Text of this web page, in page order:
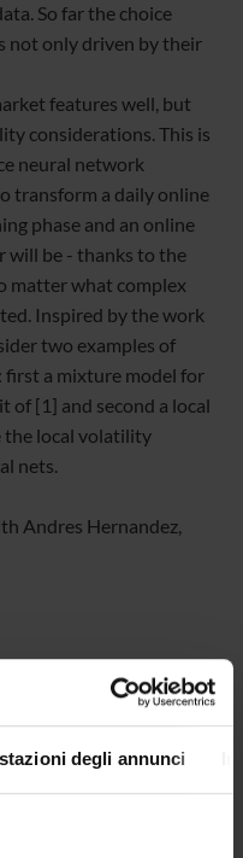
degli annunci
So far the choice
not only driven by their
features well, but
considerations. This is
neural network
transform a daily online
phase and an online
will be - thanks to the
matter what complex
Inspired by the work
two examples of
a mixture model for
of [1] and second a local
the local volatility
nets.
Andres Hernandez,
mixture dynamics
smiles. International
with neural networks.